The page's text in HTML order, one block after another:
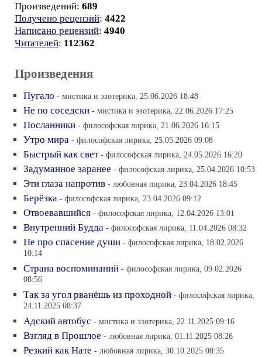
Произведений: 689
Получено рецензий: 4422
Написано рецензий: 4940
Читателей: 112362
Произведения
Пугало - мистика и эзотерика, 25.06.2026 18:48
Не по соседски - мистика и эзотерика, 22.06.2026 17:25
Посланники - философская лирика, 21.06.2026 16:15
Утро мира - философская лирика, 25.05.2026 09:08
Быстрый как свет - философская лирика, 24.05.2026 16:20
Задуманное заранее - философская лирика, 25.04.2026 10:53
Эти глаза напротив - любовная лирика, 23.04.2026 18:45
Берёзка - философская лирика, 23.04.2026 09:12
Отвоевавшийся - философская лирика, 12.04.2026 13:01
Внутренний Будда - философская лирика, 11.04.2026 08:32
Не про спасение души - философская лирика, 18.02.2026
10:14
Страна воспоминаний - философская лирика, 09.02.2026
08:56
Так за угол рванёшь из проходной - философская лирика,
24.11.2025 08:37
Адский автобус - мистика и эзотерика, 22.11.2025 09:16
Взгляд в Прошлое - любовная лирика, 01.11.2025 08:26
Резкий как Нате - любовная лирика, 30.10.2025 08:35